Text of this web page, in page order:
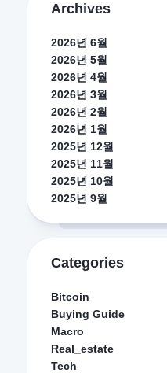
Archives
2026년 6월
2026년 5월
2026년 4월
2026년 3월
2026년 2월
2026년 1월
2025년 12월
2025년 11월
2025년 10월
2025년 9월
Categories
Bitcoin
Buying Guide
Macro
Real_estate
Tech